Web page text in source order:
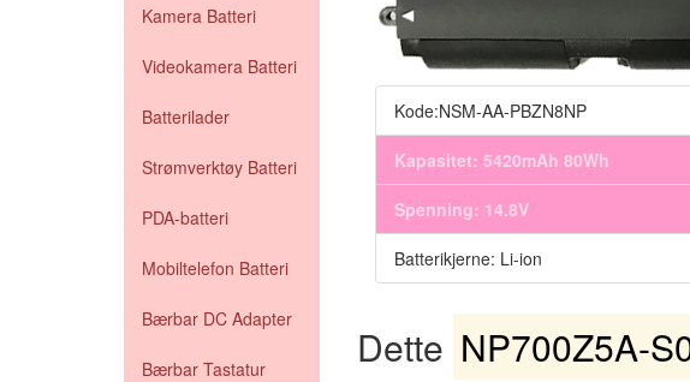
Kamera Batteri
Videokamera Batteri
Batterilader
Strømverktøy Batteri
PDA-batteri
Mobiltelefon Batteri
Bærbar DC Adapter
Bærbar Tastatur
Kode:NSM-AA-PBZN8NP
Kapasitet: 5420mAh 80Wh
Spenning: 14.8V
Batterikjerne: Li-ion
Dette NP700Z5A-